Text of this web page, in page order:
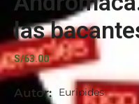
las
S/63.00
Autor:
Euripides